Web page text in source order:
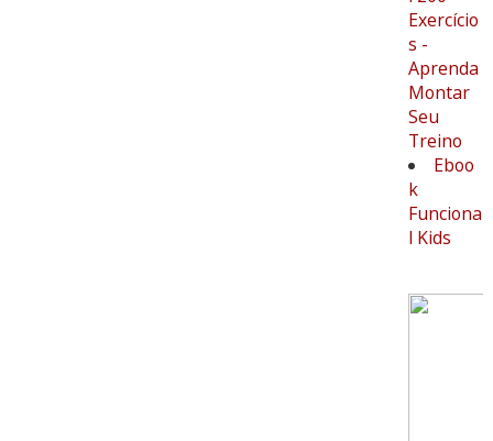
Exercício
s -
Aprenda
Montar
Seu
Treino
Eboo
k
Funciona
l Kids